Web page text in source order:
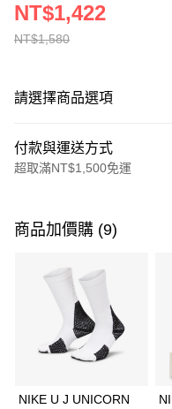
NT$1,580
NT$1,422
請選擇商品選項
付款與運送方式
超取滿NT$1,500免運
信用卡一次付款
3 期 0 利率 每期
合作金庫商業銀行
華南商業銀行
上海商業儲蓄銀行
Apple Pay
商品加價購 (9)
NIKE U J UNICORN